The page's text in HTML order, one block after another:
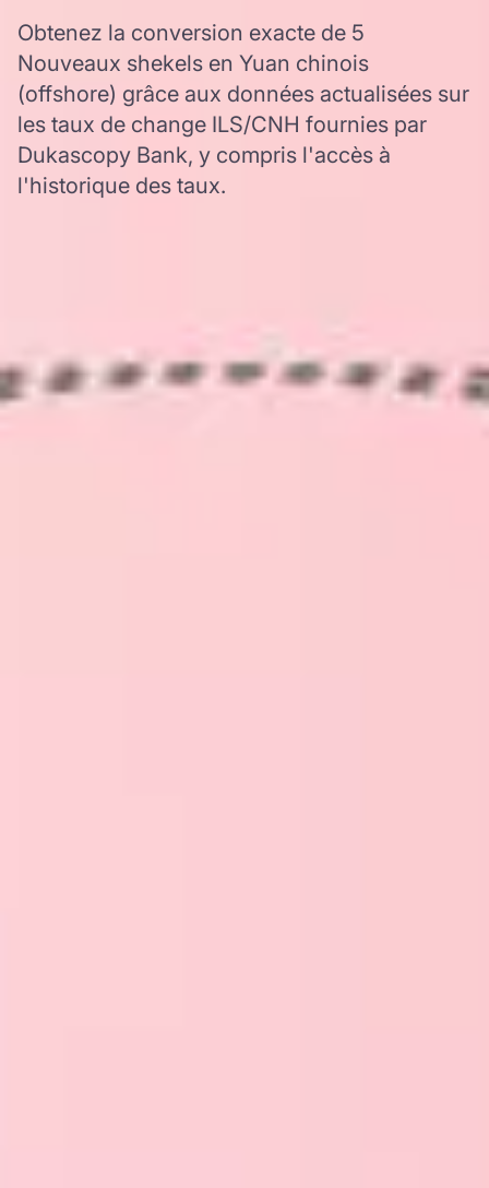
Obtenez la conversion exacte de 5
Nouveaux shekels en Yuan chinois
(offshore) grâce aux données actualisées sur
les taux de change ILS/CNH fournies par
Dukascopy Bank, y compris l'accès à
l'historique des taux.